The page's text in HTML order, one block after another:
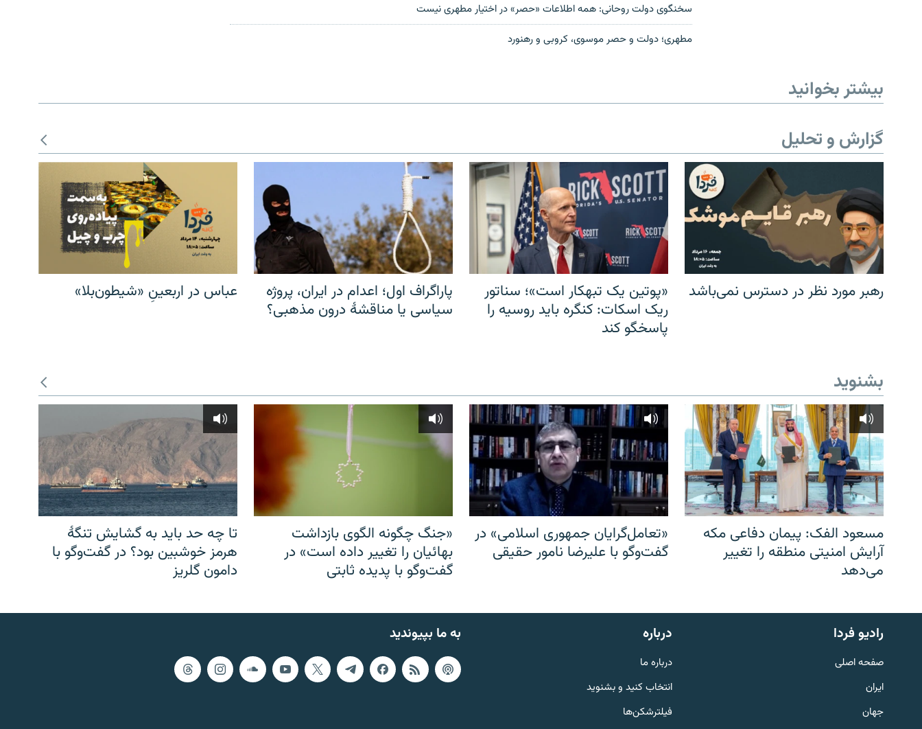
English
به ما بپیوندید
سخنگوی دولت روحانی: همه اطلاعات «حصر» در اختیار مطهری نیست
مطهری؛ دولت و حصر موسوی، کروبی و رهنورد
بیشتر بخوانید
گزارش و تحلیل
رهبر مورد نظر در دسترس نمی‌باشد
«پوتین یک تبهکار است»؛ سناتور
ریک اسکات: کنگره باید روسیه را
پاسخگو کند
پاراگراف اول؛ اعدام در ایران، پروژه
سیاسی یا مناقشهٔ درون مذهبی؟
عباس در اربعینِ «شیطون‌بلا»
بشنوید
مسعود الفک: پیمان دفاعی مکه
آرایش امنیتی منطقه را تغییر
می‌دهد
«تعامل‌گرایان جمهوری اسلامی» در
گفت‌وگو با علیرضا نامور حقیقی
«جنگ چگونه الگوی بازداشت
بهائیان را تغییر داده است» در
گفت‌وگو با پدیده ثابتی
تا چه حد باید به گشایش تنگهٔ
هرمز خوشبین بود؟ در گفت‌وگو با
دامون گلریز
به ما بپیوندید رادیو فردا
صفحه اصلی
ایران
جهان
درباره
درباره ما
انتخاب کنید و بشنوید
فیلترشکن‌ها